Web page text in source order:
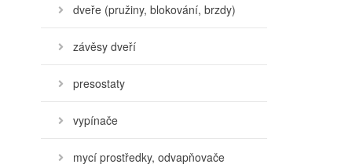
dveře (pružiny, blokování, brzdy)
závěsy dveří
presostaty
vypínače
mycí prostředky, odvapňovače